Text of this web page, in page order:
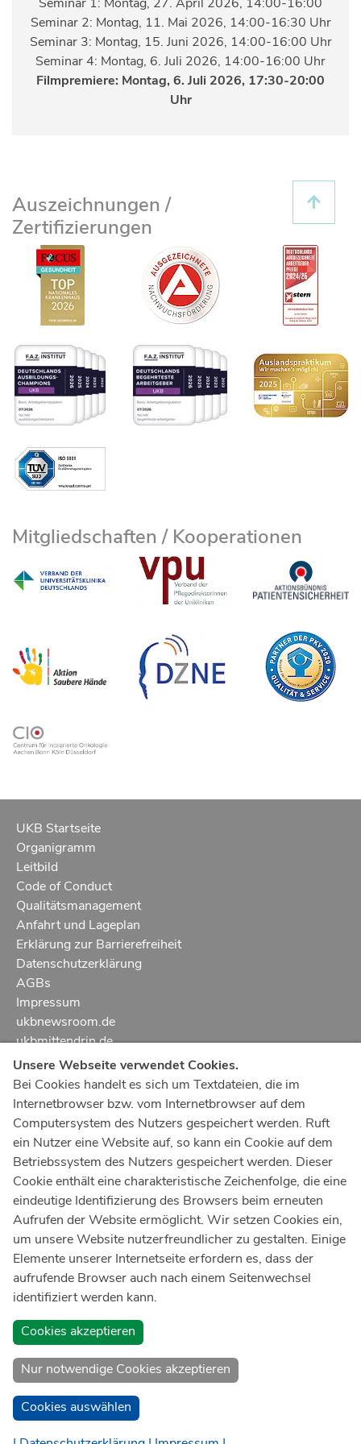
Seminar 2: Montag, 11. Mai 2026, 14:00-16:30 Uhr
Seminar 3: Montag, 15. Juni 2026, 14:00-16:00 Uhr
Seminar 4: Montag, 6. Juli 2026, 14:00-16:00 Uhr
Filmpremiere: Montag, 6. Juli 2026, 17:30-20:00
Uhr
Auszeichnungen /
Zertifizierungen
Mitgliedschaften / Kooperationen
UKB Startseite
Organigramm
Leitbild
Code of Conduct
Qualitätsmanagement
Anfahrt und Lageplan
Erklärung zur Barrierefreiheit
Datenschutzerklärung
AGBs
Impressum
ukbnewsroom.de
ukbmittendrin.de
Notruf112
Ärztlicher Notdienst116 117
Giftnotrufzentrale
Tel: +49 22819240
Notfallzentrum Bonn
Kindernotfallzentrum Bonn
UKB-Telefonzentrale
+49 228287 0
Spenden Sie online an das Universitätsklinikum Bonn
Unsere Webseite verwendet Cookies.
Bei Cookies handelt es sich um Textdateien, die im
Internetbrowser bzw. vom Internetbrowser auf dem
Computersystem des Nutzers gespeichert werden. Ruft
ein Nutzer eine Website auf, so kann ein Cookie auf dem
Betriebssystem des Nutzers gespeichert werden. Dieser
Cookie enthält eine charakteristische Zeichenfolge, die eine
eindeutige Identifizierung des Browsers beim erneuten
Aufrufen der Website ermöglicht. Wir setzen Cookies ein,
um unsere Website nutzerfreundlicher zu gestalten. Einige
Elemente unserer Internetseite erfordern es, dass der
aufrufende Browser auch nach einem Seitenwechsel
identifiziert werden kann.
Cookies akzeptieren
Nur notwendige Cookies akzeptieren
Cookies auswählen